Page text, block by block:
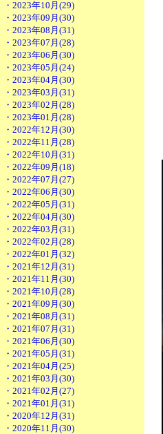
・2023年10月(29)
・2023年09月(30)
・2023年08月(31)
・2023年07月(28)
・2023年06月(30)
・2023年05月(24)
・2023年04月(30)
・2023年03月(31)
・2023年02月(28)
・2023年01月(28)
・2022年12月(30)
・2022年11月(28)
・2022年10月(31)
・2022年09月(18)
・2022年07月(27)
・2022年06月(30)
・2022年05月(31)
・2022年04月(30)
・2022年03月(31)
・2022年02月(28)
・2022年01月(32)
・2021年12月(31)
・2021年11月(30)
・2021年10月(28)
・2021年09月(30)
・2021年08月(31)
・2021年07月(31)
・2021年06月(30)
・2021年05月(31)
・2021年04月(25)
・2021年03月(30)
・2021年02月(27)
・2021年01月(31)
・2020年12月(31)
・2020年11月(30)